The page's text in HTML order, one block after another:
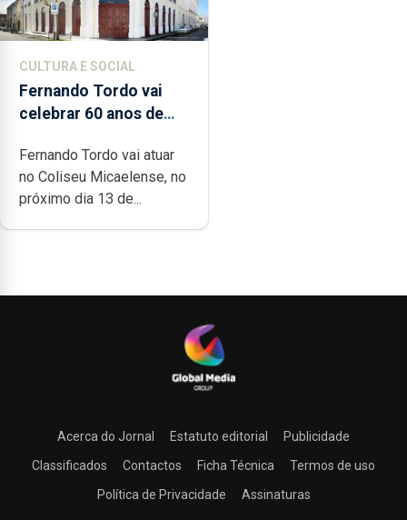
CULTURA E SOCIAL
Fernando Tordo vai
celebrar 60 anos de
Micaelense
Fernando Tordo vai atuar
no Coliseu Micaelense, no
próximo dia 13 de...
Acerca do Jornal Estatuto editorial
Publicidade
Classificados
Contactos Ficha Técnica
Termos de uso
Política de Privacidade
Assinaturas